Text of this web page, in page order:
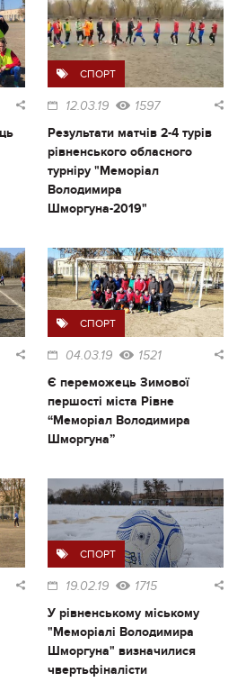
СПОРТ
12.03.19 1597
Результати матчів 2-4 турів
рівненського обласного
турніру "Меморіал
Володимира
Шморгуна-2019"
СПОРТ
04.03.19 1521
Є переможець Зимової
першості міста Рівне
“Меморіал Володимира
Шморгуна”
СПОРТ
19.02.19 1715
У рівненському міському
"Меморіалі Володимира
Шморгуна" визначилися
чвертьфіналісти